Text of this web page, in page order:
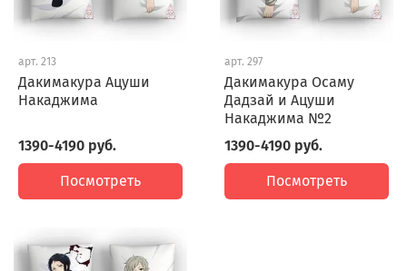
арт. 213
Дакимакура Ацуши
Накаджима
1390-4190 руб.
Посмотреть
арт. 297
Дакимакура Осаму
Дадзай и Ацуши
Накаджима №2
1390-4190 руб.
Посмотреть